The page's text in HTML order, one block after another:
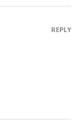
REPLY